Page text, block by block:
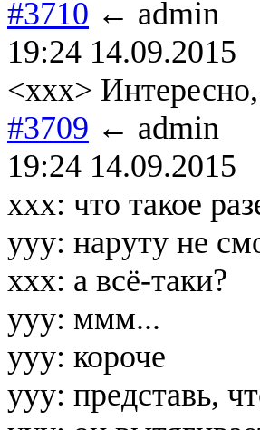
#3710 ← admin
19:24 14.09.2015
<xxx>
#3709 ← admin
19:24 14.09.2015
xxx: что такое
ууу: наруту не
xxx: а всё-таки?
yyy: ммм...
yyy: короче
yyy: представь,